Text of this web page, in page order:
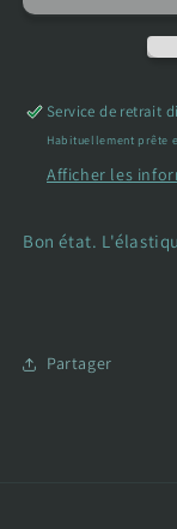
-
6
Mois
-
6
Service de retrait
Habituellement prête
Afficher les
Bon état.
Partager